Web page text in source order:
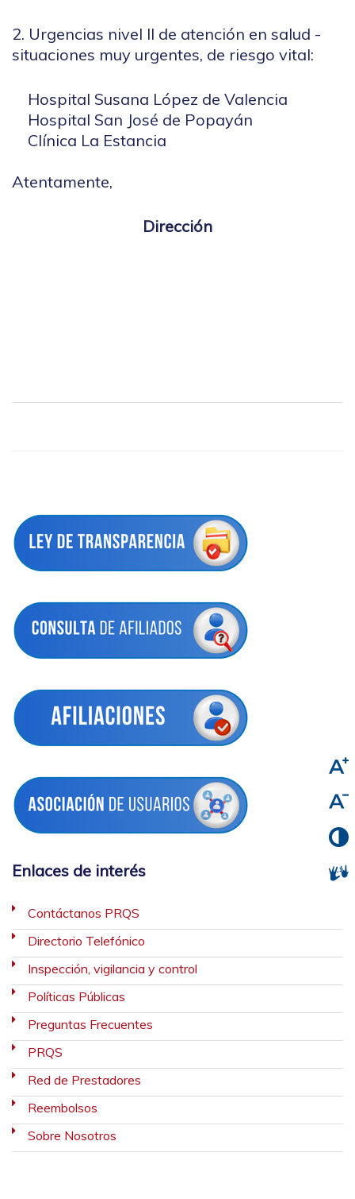
2. Urgencias nivel II de atención en salud -
situaciones muy urgentes, de riesgo vital:
Hospital Susana López de Valencia
Hospital San José de Popayán
Clínica La Estancia
Atentamente,
Dirección
Enlaces de interés
Contáctanos PRQS
Directorio Telefónico
Inspección, vigilancia y control
Políticas Públicas
Preguntas Frecuentes
PRQS
Red de Prestadores
Reembolsos
Sobre Nosotros